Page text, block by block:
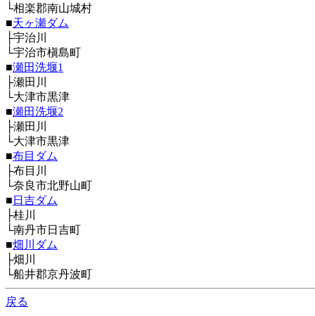
└相楽郡南山城村
■天ヶ瀬ダム
├宇治川
└宇治市槇島町
■瀬田洗堰1
├瀬田川
└大津市黒津
■瀬田洗堰2
├瀬田川
└大津市黒津
■布目ダム
├布目川
└奈良市北野山町
■ 日吉ダム
├桂川
└南丹市日吉町
■畑川ダム
├畑川
└船井郡京丹波町
戻る